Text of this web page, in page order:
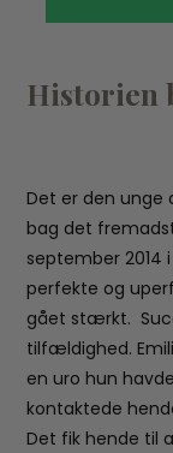
Historien
Det er den unge
bag det
september 2014
perfekte og
gået stærkt.
tilfældighed.
en uro hun
kontaktede
Det fik hende til